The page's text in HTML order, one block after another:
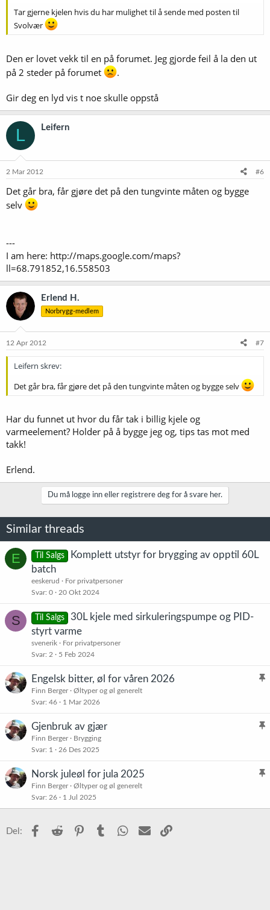
Tar gjerne kjelen hvis du har mulighet til å sende med posten til
Svolvær
Den er lovet vekk til en på forumet. Jeg gjorde feil å la den ut
på 2 steder på forumet
.
Gir deg en lyd vis t noe skulle oppstå
L Leifern
2 Mar 2012 #6
Det går bra, får gjøre det på den tungvinte måten og bygge
selv
---
I am here: http://maps.google.com/maps?
ll=68.791852,16.558503
Erlend H.
Norbrygg-medlem
12 Apr 2012 #7
Leifern skrev:
Det går bra, får gjøre det på den tungvinte måten og bygge selv
Har du funnet ut hvor du får tak i billig kjele og
varmeelement? Holder på å bygge jeg og, tips tas mot med
takk!
Erlend.
Du må logge inn eller registrere deg for å svare her.
Similar threads
E Til Salgs
Komplett utstyr for brygging av opptil 60L
batch
eeskerud
For privatpersoner
Svar 0 20 Okt 2024
S Til Salgs
30L kjele med sirkuleringspumpe og PID-
styrt varme
svenerik
For privatpersoner
Svar 2 5 Feb 2024
K
t
Engelsk bitter, øl for våren 2026
Finn Berger
Øltyper og øl generelt
Svar 46 1 Mar 2026
K
t
Gjenbruk av gjær
Finn Berger
Brygging
Svar 1 26 Des 2025
K
s
Norsk juleøl for jula 2025
Finn Berger
Øltyper og øl generelt
Svar 26 1 Jul 2025
Del: Facebook
Reddit PinterestTumblr WhatsApp
E-post